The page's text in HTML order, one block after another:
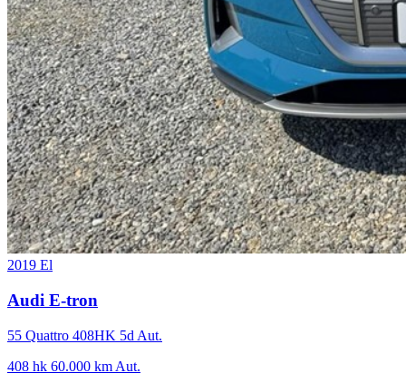
2019 El
Audi E-tron
55 Quattro 408HK 5d Aut.
408 hk 60.000 km Aut.